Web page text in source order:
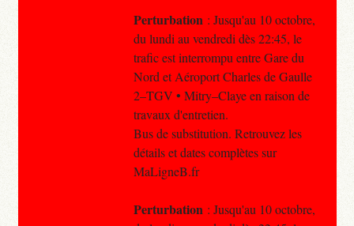
Perturbation : Jusqu'au 10 octobre,
du lundi au vendredi dès 22:45, le
trafic est interrompu entre Gare du
Nord et Aéroport Charles de Gaulle
2–TGV • Mitry–Claye en raison de
travaux d'entretien.
Bus de substitution. Retrouvez les
détails et dates complètes sur
MaLigneB.fr
Perturbation : Jusqu'au 10 octobre,